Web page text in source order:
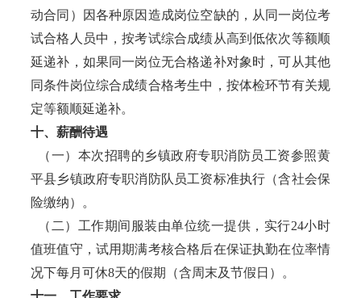
动合同）因各种原因造成岗位空缺的，从同一岗位考
试合格人员中，按考试综合成绩从高到低依次等额顺
延递补，如果同一岗位无合格递补对象时，可从其他
同条件岗位综合成绩合格考生中，按体检环节有关规
定等额顺延递补。
十、薪酬待遇
（一）本次招聘的乡镇政府专职消防员工资参照黄
平县乡镇政府专职消防队员工资标准执行（含社会保
险缴纳）。
（二）工作期间服装由单位统一提供，实行24小时
值班值守，试用期满考核合格后在保证执勤在位率情
况下每月可休8天的假期（含周末及节假日）。